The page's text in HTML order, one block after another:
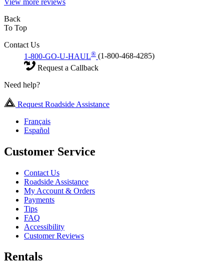
View more reviews
Back
To Top
Contact Us
1-800-GO-U-HAUL® (1-800-468-4285)
Request a Callback
Need help?
Request Roadside Assistance
Français
Español
Customer Service
Contact Us
Roadside Assistance
My Account & Orders
Payments
Tips
FAQ
Accessibility
Customer Reviews
Rentals